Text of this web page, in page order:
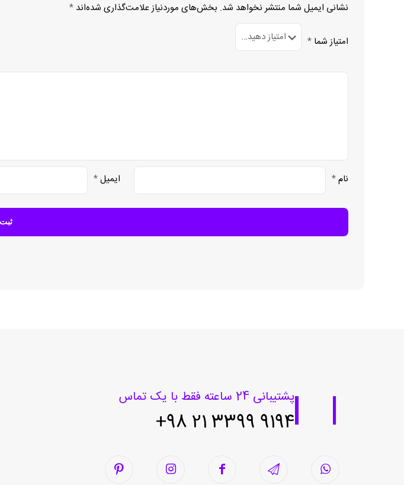
نشانی ایمیل شما منتشر نخواهد شد. بخش‌های موردنیاز علامت‌گذاری شده‌اند *
امتیاز شما *
نام* ایمیل*
پشتیبانی 24 ساعته فقط با یک تماس
9194 3399 21 98+